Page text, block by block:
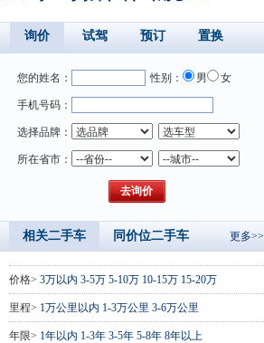
询价 试驾 预订 置换
您的姓名： 性别： 男 女
手机号码：
选择品牌：
所在省市：
相关二手车 同价位二手车 更多>>
价格> 3万以内 3-5万 5-10万 10-15万 15-20万
里程> 1万公里以内 1-3万公里 3-6万公里
年限> 1年以内 1-3年 3-5年 5-8年 8年以上